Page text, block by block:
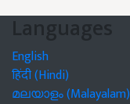
Languages
English
हिंदी (Hindi)
മലയാളം (Malayalam)